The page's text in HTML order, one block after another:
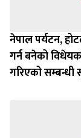
नेपाल पर्यटन,
गर्न बन‍ेको
गरिएको सम्बन्धी